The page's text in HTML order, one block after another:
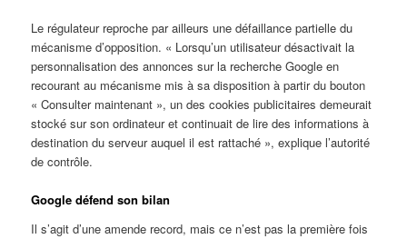
Le régulateur reproche par ailleurs une défaillance partielle du
mécanisme d’opposition. « Lorsqu’un utilisateur désactivait la
personnalisation des annonces sur la recherche Google en
recourant au mécanisme mis à sa disposition à partir du bouton
« Consulter maintenant », un des cookies publicitaires demeurait
stocké sur son ordinateur et continuait de lire des informations à
destination du serveur auquel il est rattaché », explique l’autorité
de contrôle.
Google défend son bilan
Il s’agit d’une amende record, mais ce n’est pas la première fois